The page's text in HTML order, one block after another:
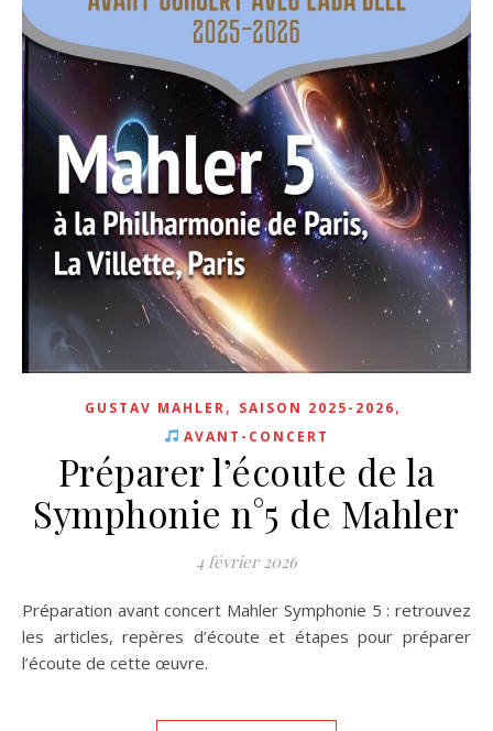
GUSTAV MAHLER, SAISON 2025-2026,
AVANT-CONCERT
Préparer l’écoute de la
Symphonie n°5 de Mahler
4 février 2026
Préparation avant concert Mahler Symphonie 5 : retrouvez
les articles, repères d’écoute et étapes pour préparer
l’écoute de cette œuvre.